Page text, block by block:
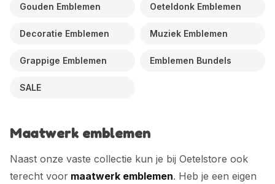
Gouden Emblemen Oeteldonk Emblemen
Decoratie Emblemen Muziek Emblemen
Grappige Emblemen Emblemen Bundels
SALE
Maatwerk emblemen
Naast onze vaste collectie kun je bij Oetelstore ook
terecht voor maatwerk emblemen. Heb je een eigen